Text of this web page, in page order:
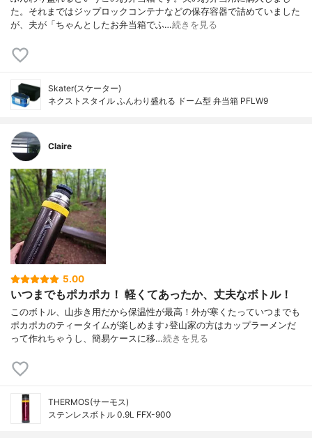
た。それまではジップロックコンテナなどの保存容器で詰めていました
が、夫が「ちゃんとしたお弁当箱でふ…続きを見る
Skater(スケーター)
ネクストスタイル ふんわり盛れる ドーム型 弁当箱 PFLW9
Claire
5.00
いつまでもポカポカ！ 軽くてあったか、丈夫なボトル！
このボトル、山歩き用だから保温性が最高！外が寒くたっていつまでも
ポカポカのティータイムが楽しめます♪登山家の方はカップラーメンだ
って作れちゃうし、簡易ケースに移…続きを見る
THERMOS(サーモス)
ステンレスボトル 0.9L FFX-900